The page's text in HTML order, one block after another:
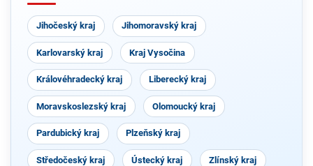
VÝCHODO
ČEŠI
Jihočeský kraj Jihomoravský kraj
Karlovarský kraj Kraj Vysočina
Královéhradecký kraj Liberecký kraj
Moravskoslezský kraj Olomoucký kraj
Pardubický kraj Plzeňský kraj
Středočeský kraj Ústecký kraj Zlínský kraj